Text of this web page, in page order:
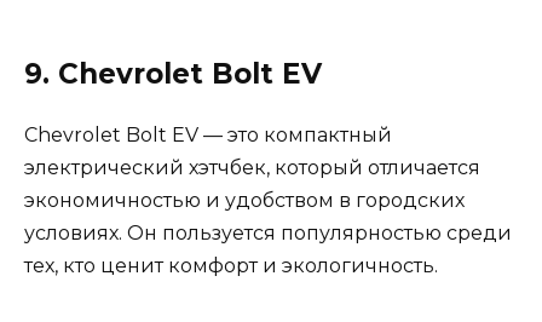
9. Chevrolet Bolt EV
Chevrolet Bolt EV — это компактный
электрический хэтчбек, который отличается
экономичностью и удобством в городских
условиях. Он пользуется популярностью среди
тех, кто ценит комфорт и экологичность.